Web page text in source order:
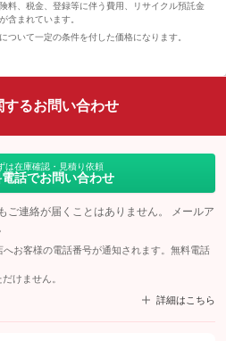
料、税金、登録等に伴う費用、リサイクル預託金
含まれています。
ついて一定の条件を付した価格になります。
するお問い合わせ
は在庫確認・見積り依頼
話でお問い合わせ
ご連絡が届くことはありません。 メールア
お客様の電話番号が通知されます。無料電話
けません。
詳細はこちら